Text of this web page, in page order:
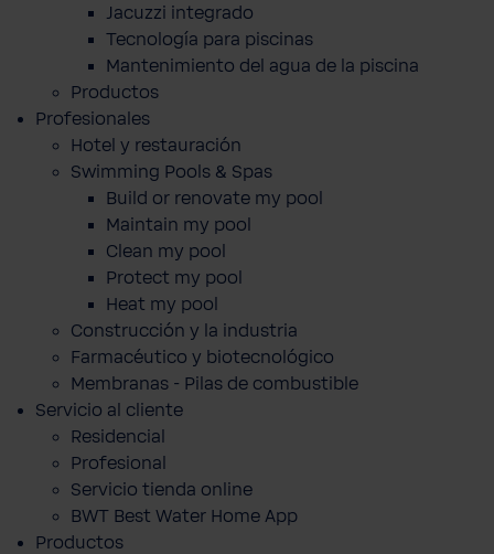
Jacuzzi integrado
Tecnología para piscinas
Mantenimiento del agua de la piscina
Productos
Profesionales
Hotel y restauración
Swimming Pools & Spas
Build or renovate my pool
Maintain my pool
Clean my pool
Protect my pool
Heat my pool
Construcción y la industria
Farmacéutico y biotecnológico
Membranas - Pilas de combustible
Servicio al cliente
Residencial
Profesional
Servicio tienda online
BWT Best Water Home App
Productos